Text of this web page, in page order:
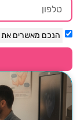
הנכם מאשרים את